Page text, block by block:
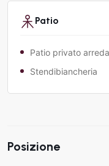
Patio
Patio privato
Stendibiancheria
Posizione